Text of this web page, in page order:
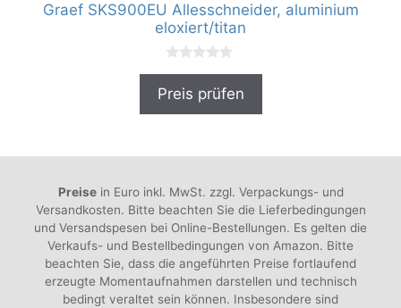
Graef SKS900EU Allesschneider, aluminium
eloxiert/titan
0
o
Preis prüfen
Preisein Euro inkl. MwSt. zzgl. Verpackungs- und
Versandkosten. Bitte beachten Sie die Lieferbedingungen
und Versandspesen bei Online-Bestellungen. Es gelten die
Verkaufs- und Bestellbedingungen von Amazon. Bitte
beachten Sie, dass die angeführten Preise fortlaufend
erzeugte Momentaufnahmen darstellen und technisch
bedingt veraltet sein können. Insbesondere sind